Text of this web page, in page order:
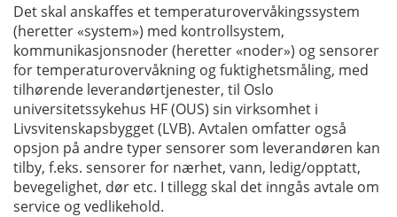
Det skal anskaffes et temperaturovervåkingssystem
(heretter «system») med kontrollsystem,
kommunikasjonsnoder (heretter «noder») og sensorer
for temperaturovervåkning og fuktighetsmåling, med
tilhørende leverandørtjenester, til Oslo
universitetssykehus HF (OUS) sin virksomhet i
Livsvitenskapsbygget (LVB). Avtalen omfatter også
opsjon på andre typer sensorer som leverandøren kan
tilby, f.eks. sensorer for nærhet, vann, ledig/opptatt,
bevegelighet, dør etc. I tillegg skal det inngås avtale om
service og vedlikehold.